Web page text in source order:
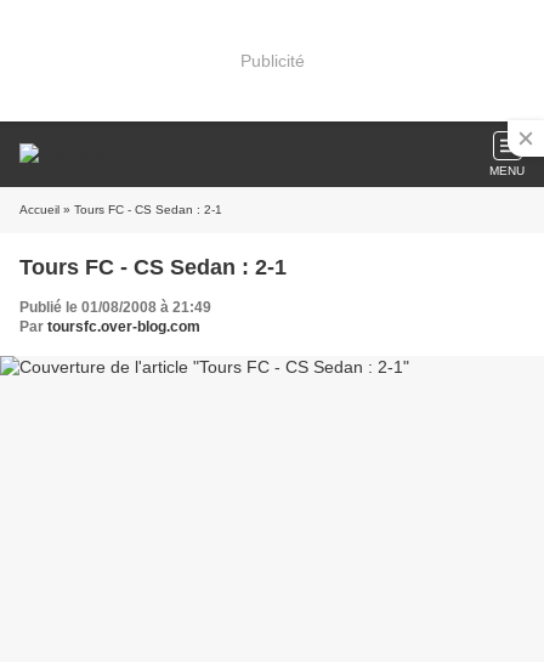
Publicité
MENU
Accueil » Tours FC - CS Sedan : 2-1
Tours FC - CS Sedan : 2-1
Publié le 01/08/2008 à 21:49
Par toursfc.over-blog.com